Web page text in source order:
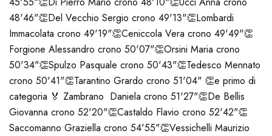
48'46"👏Del Vecchio Sergio crono 49'13"👏Lombardi
Immacolata crono 49'19"👏Ceniccola Vera crono 49'49"👏
Forgione Alessandro crono 50'07"👏Orsini Maria crono
50'34"👏Spulzo Pasquale crono 50'43"👏Tedesco Mennato
crono 50'41"👏Tarantino Grardo crono 51'04" 👏e primo di
categoria 🏅 Zambrano Daniela crono 51'27"👏De Bellis
Giovanna crono 52'20"👏Castaldo Flavio crono 52'42"👏
Saccomanno Graziella crono 54'55"👏Vessichelli Maurizio